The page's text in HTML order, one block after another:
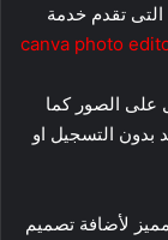
التى تقدم خدمة
canva photo
على الصور كما
بدون التسجيل او
15 فلتر مختلف و مميز لأضافة تصميم